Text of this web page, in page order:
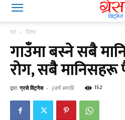
घर विश्व
गाउँमा बस्ने सबै
रोग, सबै मानिसहरू
द्वारा ग्रसे विट्नेस - ३ वर्ष अगाडि 152